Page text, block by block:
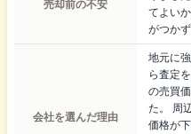
売却前の不安
てよい
がつか
会社を選んだ理由
地元に
ら査定
の売買
た。 周
価格が